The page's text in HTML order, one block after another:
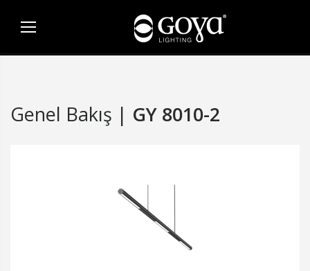
Genel Bakış | GY 8010-2